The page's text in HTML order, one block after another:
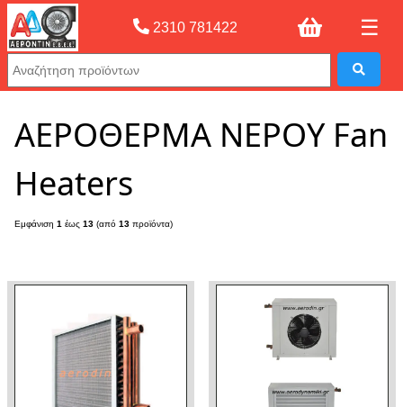
Αρχική σελίδας»ΑΕΡΟΘΕΡΜΑ ΝΕΡΟΥ Fan Heaters
2310 781422 ☰
ΑΕΡΟΘΕΡΜΑ ΝΕΡΟΥ Fan
Heaters
Εμφάνιση 1 έως 13 (από 13 προϊόντα)